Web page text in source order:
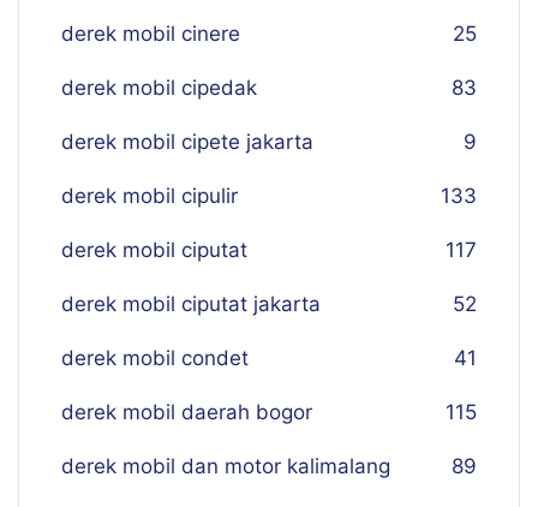
derek mobil cinere 25
derek mobil cipedak 83
derek mobil cipete jakarta 9
derek mobil cipulir 133
derek mobil ciputat 117
derek mobil ciputat jakarta 52
derek mobil condet 41
derek mobil daerah bogor 115
derek mobil dan motor kalimalang 89